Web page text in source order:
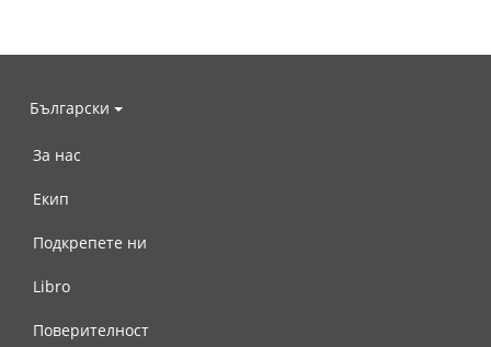
Български
За нас
Екип
Подкрепете ни
Libro
Поверителност